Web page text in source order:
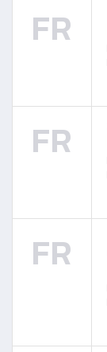
FR
FR
FR